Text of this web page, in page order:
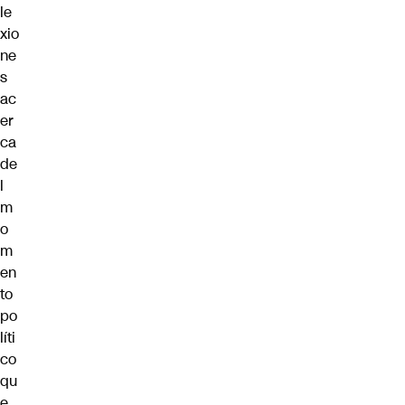
le
xio
ne
s
ac
er
ca
de
l
m
o
m
en
to
po
líti
co
qu